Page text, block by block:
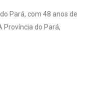
Pará, com 48 anos de
Província do Pará,